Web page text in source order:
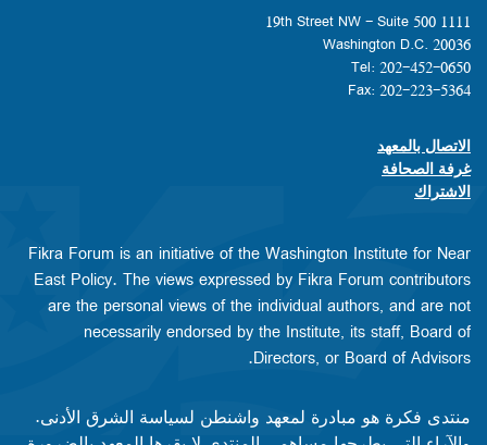
1111 19th Street NW - Suite 500
Washington D.C. 20036
Tel: 202-452-0650
Fax: 202-223-5364
Footer contact links
الاتصال بالمعهد
غرفة الصحافة
الاشتراك
Fikra Forum is an initiative of the Washington Institute for Near
East Policy. The views expressed by Fikra Forum contributors
are the personal views of the individual authors, and are not
necessarily endorsed by the Institute, its staff, Board of
Directors, or Board of Advisors.​​
منتدى فكرة هو مبادرة لمعهد واشنطن لسياسة الشرق الأدنى.